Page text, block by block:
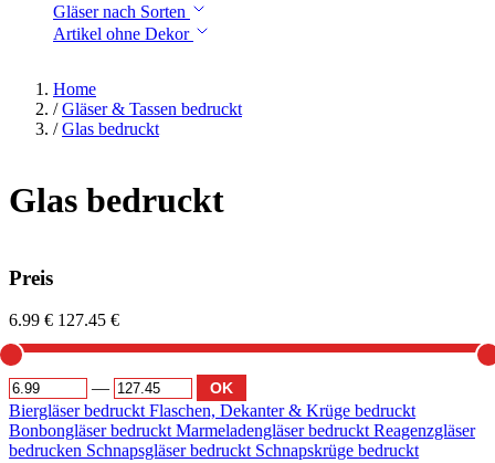
Gläser nach Sorten
Artikel ohne Dekor
Home
/ Gläser & Tassen bedruckt
/ Glas bedruckt
Glas bedruckt
Preis
6.99 € 127.45 €
— OK
Biergläser bedruckt Flaschen, Dekanter & Krüge bedruckt
Bonbongläser bedruckt Marmeladengläser bedruckt Reagenzgläser
bedrucken Schnapsgläser bedruckt Schnapskrüge bedruckt